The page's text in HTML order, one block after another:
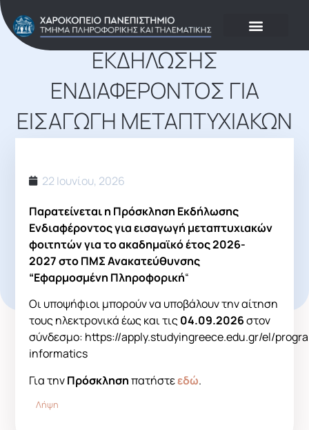
ΠΑΡΆΤΑΣΗ ΠΡΌΣΚΛΗΣΗΣ
ΕΚΔΉΛΩΣΗΣ
ΕΝΔΙΑΦΈΡΟΝΤΟΣ ΓΙΑ
ΕΙΣΑΓΩΓΉ ΜΕΤΑΠΤΥΧΙΑΚΏΝ
22 Ιουνίου, 2026
Παρατείνεται η Πρόσκληση Εκδήλωσης
Ενδιαφέροντοςγια εισαγωγή μεταπτυχιακών
φοιτητών για το ακαδημαϊκό έτος 2026-
2027 στο ΠΜΣ Ανακατεύθυνσης
“Εφαρμοσμένη Πληροφορική“
Οι υποψήφιοι μπορούν να υποβάλουν την αίτηση
τους ηλεκτρονικά έως και τις04.09.2026στον
σύνδεσμο: https://apply.studyingreece.edu.gr/el/
informatics
Για τηνΠρόσκλησηπατήστεεδώ.
Λήψη